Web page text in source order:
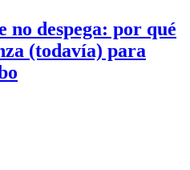
no despega: por qué
(todavía) para